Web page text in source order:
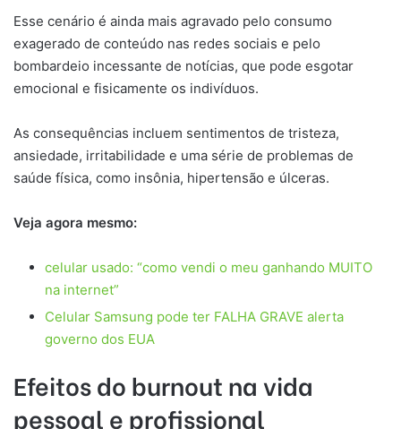
Esse cenário é ainda mais agravado pelo consumo
exagerado de conteúdo nas redes sociais e pelo
bombardeio incessante de notícias, que pode esgotar
emocional e fisicamente os indivíduos.
As consequências incluem sentimentos de tristeza,
ansiedade, irritabilidade e uma série de problemas de
saúde física, como insônia, hipertensão e úlceras.
Veja agora mesmo:
celular usado: “como vendi o meu ganhando MUITO
na internet”
Celular Samsung pode ter FALHA GRAVE alerta
governo dos EUA
Efeitos do burnout na vida
pessoal e profissional